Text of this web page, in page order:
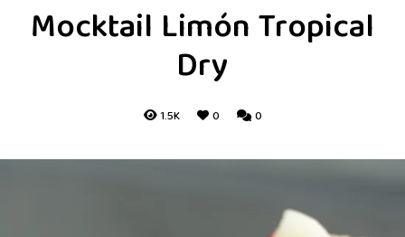
Mocktail Limón Tropical
Dry
1.5K 0 0